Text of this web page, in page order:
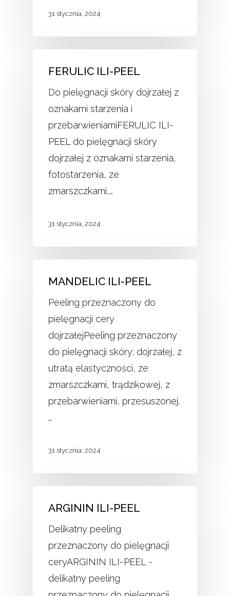
31 stycznia, 2024
FERULIC ILI-PEEL
Do pielęgnacji skóry dojrzałej z
oznakami starzenia i
przebarwieniamiFERULIC ILI-
PEEL do pielęgnacji skóry
dojrzałej z oznakami starzenia,
fotostarzenia, ze
zmarszczkami,…
31 stycznia, 2024
MANDELIC ILI-PEEL
Peeling przeznaczony do
pielęgnacji cery
dojrzałejPeeling przeznaczony
do pielęgnacji skóry: dojrzałej, z
utratą elastyczności, ze
zmarszczkami, trądzikowej, z
przebarwieniami, przesuszonej.
…
31 stycznia, 2024
ARGININ ILI-PEEL
Delikatny peeling
przeznaczony do pielęgnacji
ceryARGININ ILI-PEEL -
delikatny peeling